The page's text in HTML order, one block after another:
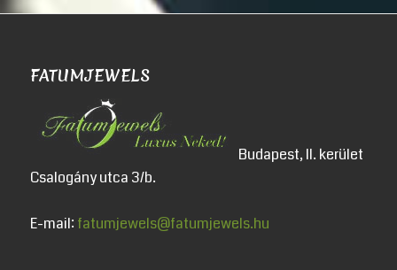
FATUMJEWELS
Budapest, II. kerület
Csalogány utca 3/b.
E-mail: fatumjewels@fatumjewels.hu